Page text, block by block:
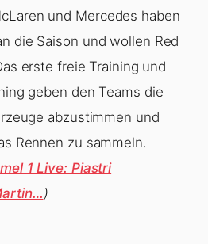
und Mercedes haben
die Saison und wollen Red
erste freie Training und
geben den Teams die
abzustimmen und
Rennen zu sammeln.
1 Live: Piastri
)